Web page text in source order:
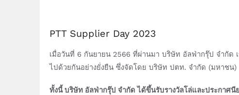
PTT Supplier Day 2023
เมื่อวันที่ 6 กันยายน 2566 ที่ผ่านมา บริษัท อัลฟ่ากรุ๊ป จำกัด
ไปด้วยกันอย่างยั่งยืน ซึ่งจัดโดย บริษัท ปตท. จำกัด (มหาชน)
ทั้งนี้ บริษัท อัลฟ่ากรุ๊ป จำกัด ได้ขึ้นรับรางวัลโล่และประกาศ